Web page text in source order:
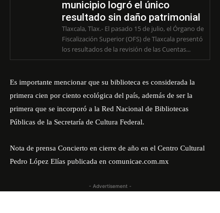
municipio logró el único
resultado sin daño patrimonial
Tlaxcala, Tlax.- El pasado 15 de julio, el Órgano de
Fiscalización Superior (OFS) de Tlaxcala presentó
los resultados de la revisión de las Cuentas...
Es importante mencionar que su biblioteca es considerada la
primera cien por ciento ecológica del país, además de ser la
primera que se incorporó a la Red Nacional de Bibliotecas
Públicas de la Secretaría de Cultura Federal.
Nota de prensa Concierto en cierre de año en el Centro Cultural
Pedro López Elías publicada en comunicae.com.mx
- Advertisement -